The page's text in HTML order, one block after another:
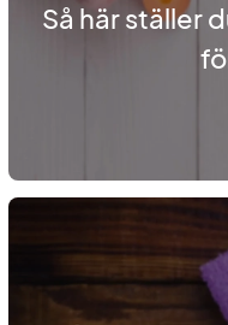
Så här ställer